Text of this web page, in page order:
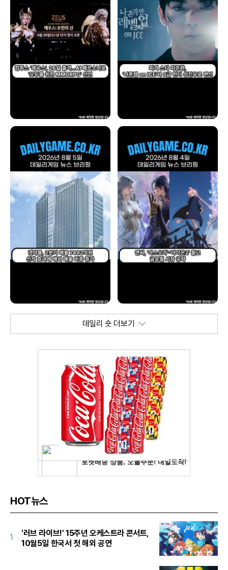
데일리 숏 더보기
HOT뉴스
1
'러브 라이브!' 15주년 오케스트라 콘서트,
10월5일 한국서 첫 해외 공연